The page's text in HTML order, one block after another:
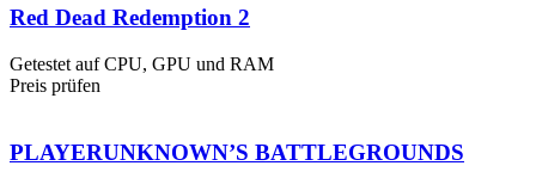
Red Dead Redemption 2
Getestet auf CPU, GPU und RAM
Preis prüfen
PLAYERUNKNOWN’S BATTLEGROUNDS